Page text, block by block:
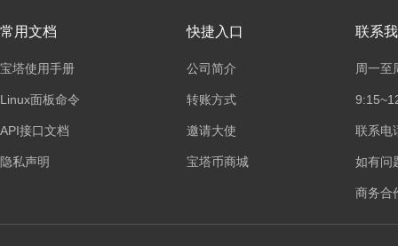
常用文档
宝塔使用手册
Linux面板命令
API接口文档
隐私声明
快捷入口
公司简介
转账方式
邀请大使
宝塔币商城
联系
周一至
联系电
如有问
商务合